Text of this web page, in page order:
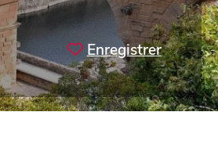
Enregistrer